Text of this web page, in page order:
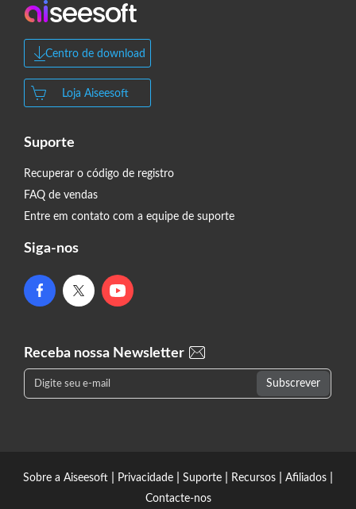
Centro de download
Loja Aiseesoft
Suporte
Recuperar o código de registro
FAQ de vendas
Entre em contato com a equipe de suporte
Siga-nos
Receba nossa Newsletter
Sobre a Aiseesoft Privacidade Suporte Recursos Afiliados
Contacte-nos